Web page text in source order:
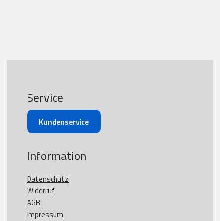
Service
Kundenservice
Information
Datenschutz
Widerruf
AGB
Impressum